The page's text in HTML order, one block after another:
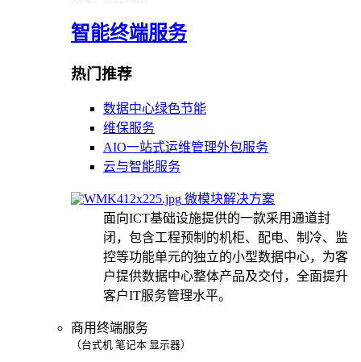
智能终端服务
热门推荐
数据中心绿色节能
维保服务
AIO一站式运维管理外包服务
云与智能服务
微模块解决方案
面向ICT基础设施提供的一款采用通道封
闭，包含工程预制的机柜、配电、制冷、监
控等功能单元的独立的小型数据中心，为客
户提供数据中心整体产品及交付，全面提升
客户IT服务管理水平。
商用终端服务
（台式机 笔记本 显示器）